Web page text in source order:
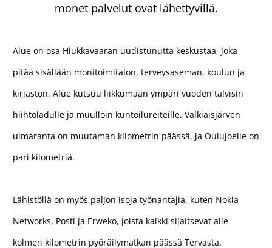
monet palvelut ovat lähettyvillä.
Alue on osa Hiukkavaaran uudistunutta keskustaa, joka
pitää sisällään monitoimitalon, terveysaseman, koulun ja
kirjaston. Alue kutsuu liikkumaan ympäri vuoden talvisin
hiihtoladulle ja muulloin kuntoilureiteille. Valkiaisjärven
uimaranta on muutaman kilometrin päässä, ja Oulujoelle on
pari kilometriä.
Lähistöllä on myös paljon isoja työnantajia, kuten Nokia
Networks, Posti ja Erweko, joista kaikki sijaitsevat alle
kolmen kilometrin pyöräilymatkan päässä Tervasta.